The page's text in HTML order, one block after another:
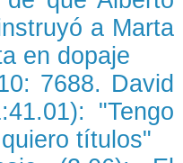
a Marta
en dopaje
7688. David
"Tengo
títulos"